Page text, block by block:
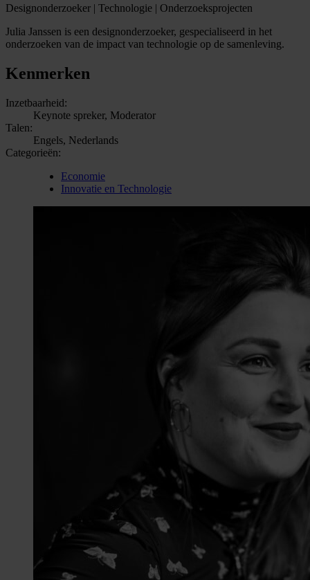
Designonderzoeker | Technologie | Onderzoeksprojecten
Julia Janssen is een designonderzoeker, gespecialiseerd in het
onderzoeken van de impact van technologie op de samenleving.
Kenmerken
Inzetbaarheid:
Keynote spreker, Moderator
Talen:
Engels, Nederlands
Categorieën:
Economie
Innovatie en Technologie